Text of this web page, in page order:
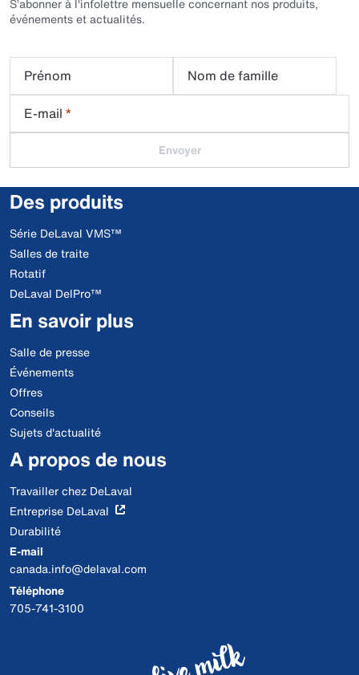
S’abonner à l'infolettre mensuelle concernant nos produits,
événements et actualités.
Prénom
Nom de famille
E-mail *
Envoyer
Des produits
Série DeLaval VMS™
Salles de traite
Rotatif
DeLaval DelPro™
En savoir plus
Salle de presse
Événements
Offres
Conseils
Sujets d'actualité
A propos de nous
Travailler chez DeLaval
Entreprise DeLaval
Durabilité
E-mail
canada.info@delaval.com
Téléphone
705-741-3100